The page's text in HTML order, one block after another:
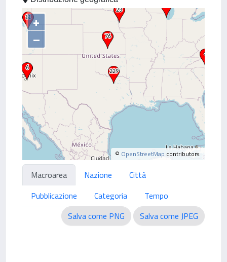
+
–
© OpenStreetMap contributors.
Macroarea Nazione
Città
Pubblicazione
Categoria
Tempo
Salva come PNG
Salva come JPEG